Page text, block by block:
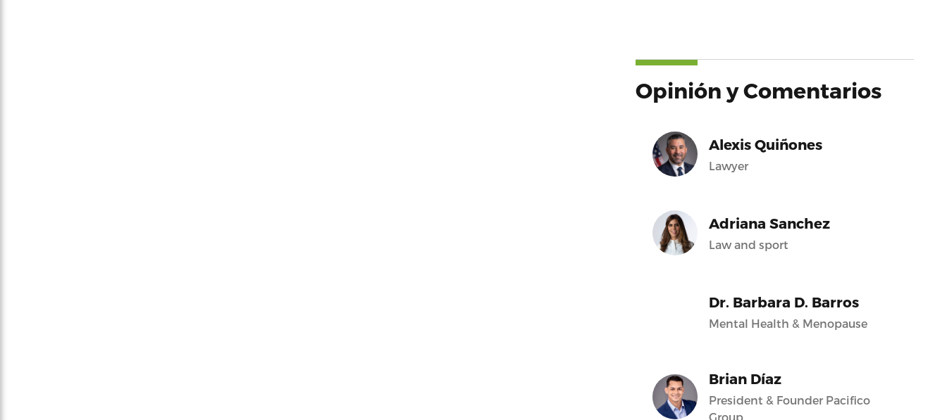
Opinión y Comentarios
Alexis Quiñones
Lawyer
Adriana Sanchez
Law and sport
Dr. Barbara D. Barros
Mental Health & Menopause
Brian Díaz
President & Founder Pacifico
Group